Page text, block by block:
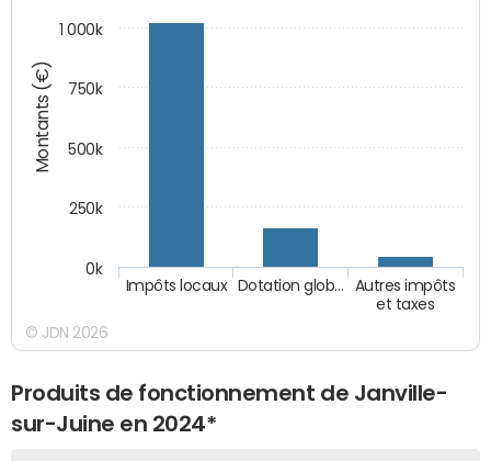
Montants (€)
Autres impôts
et taxes
Dotation glob…
Impôts locaux
0k
250k
500k
750k
1 000k
© JDN 2026
Produits de fonctionnement de Janville-
sur-Juine en 2024*